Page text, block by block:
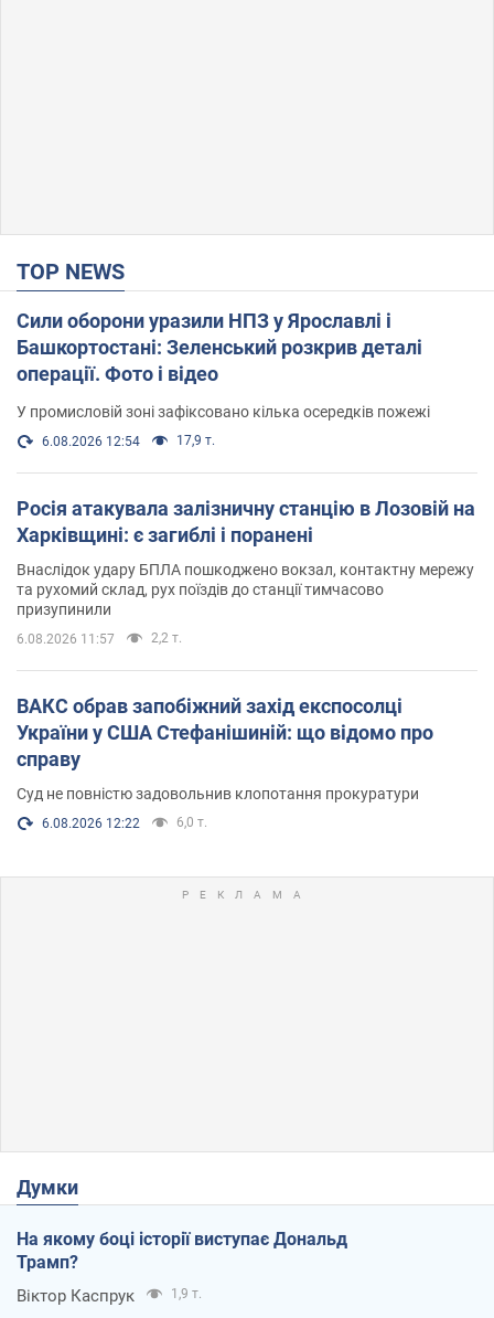
TOP NEWS
Сили оборони уразили НПЗ у Ярославлі і
Башкортостані: Зеленський розкрив деталі
операції. Фото і відео
У промисловій зоні зафіксовано кілька осередків пожежі
6.08.2026 12:54 17,9 т.
Росія атакувала залізничну станцію в Лозовій на
Харківщині: є загиблі і поранені
Внаслідок удару БПЛА пошкоджено вокзал, контактну мережу
та рухомий склад, рух поїздів до станції тимчасово
призупинили
6.08.2026 11:57 2,2 т.
ВАКС обрав запобіжний захід експосолці
України у США Стефанішиній: що відомо про
справу
Суд не повністю задовольнив клопотання прокуратури
6.08.2026 12:22 6,0 т.
Думки
На якому боці історії виступає Дональд
Трамп?
Віктор Каспрук 1,9 т.